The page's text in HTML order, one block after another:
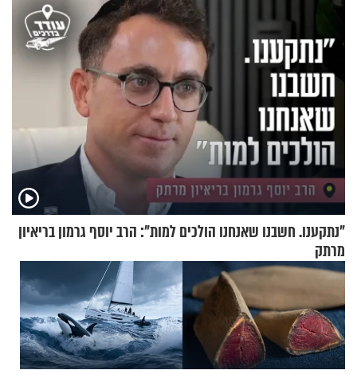
"נתקענו. חשבנו שאנחנו הולכים למות": הרב יוסף גרמון בריאיון
מרתק